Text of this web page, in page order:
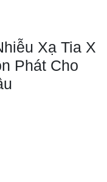
Xạ Tia X
Phát Cho